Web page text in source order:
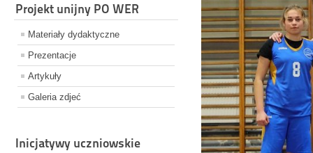
Projekt unijny PO WER
Materiały dydaktyczne
Prezentacje
Artykuły
Galeria zdjeć
Inicjatywy uczniowskie